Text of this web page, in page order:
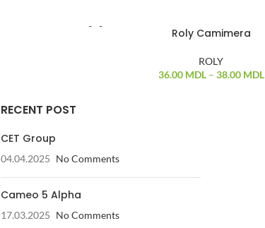
Roly Camimera
ROLY
36.00 MDL– 38.00 MDL
RECENT POST
CET Group
04.04.2025 No Comments
Cameo 5 Alpha
17.03.2025 No Comments